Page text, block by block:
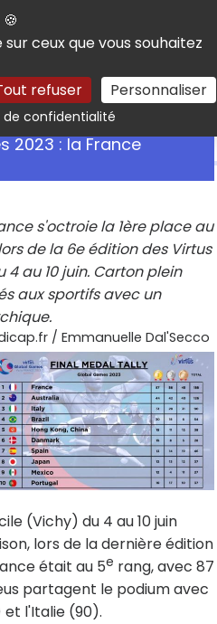
ceux que vous souhaitez
refuser Personnaliser
de confidentialitéRechercher
2023 : la France
s'octroie la 1ère place au
de la 6e édition des Virtus
au 10 juin. Carton plein
aux sportifs avec un
/ Emmanuelle Dal'Secco
(Vichy) du 4 au 10 juin
lors de la dernière édition
était au 5e rang, avec 87
partagent le podium avec
et l'Italie (90).